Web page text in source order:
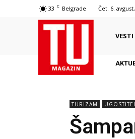
33 C Belgrade Čet. 6.
VESTI
TURIZAM